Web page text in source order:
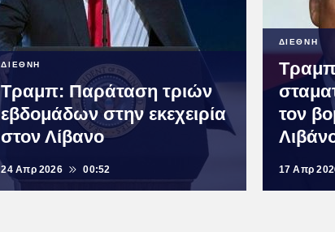
ΔΙΕΘΝΗ
Τραμπ: Παράταση τριών
εβδομάδων στην εκεχειρία
στον Λίβανο
24 Απρ 2026 00:52
ΔΙΕΘΝΗ
τον
17 Απρ